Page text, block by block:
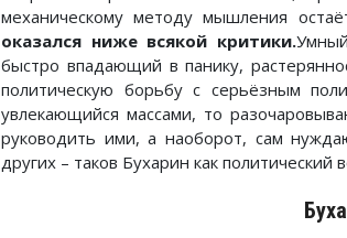
механическому методу мышления
оказался ниже всякой критики.
быстро впадающий в панику,
политическую борьбу с серьёзным
увлекающийся массами, то
руководить ими, а наоборот, сам
других – таков Бухарин как политический